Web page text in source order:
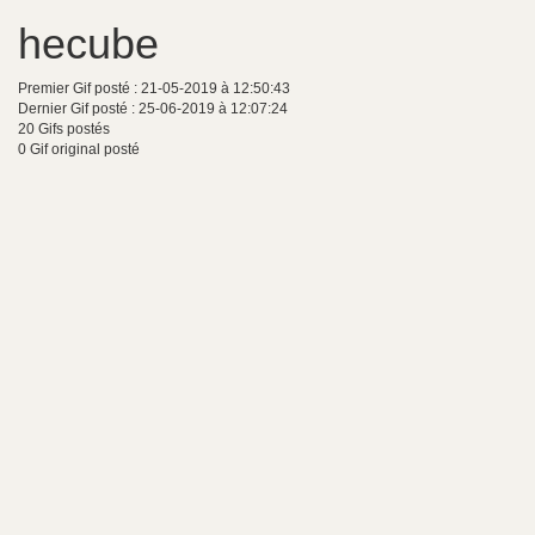
hecube
Premier Gif posté : 21-05-2019 à 12:50:43
Dernier Gif posté : 25-06-2019 à 12:07:24
20 Gifs postés
0 Gif original posté